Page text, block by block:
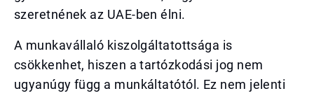
szeretnének az UAE-ben élni.
A munkavállaló kiszolgáltatottsága is
csökkenhet, hiszen a tartózkodási jog nem
ugyanúgy függ a munkáltatótól. Ez nem jelenti